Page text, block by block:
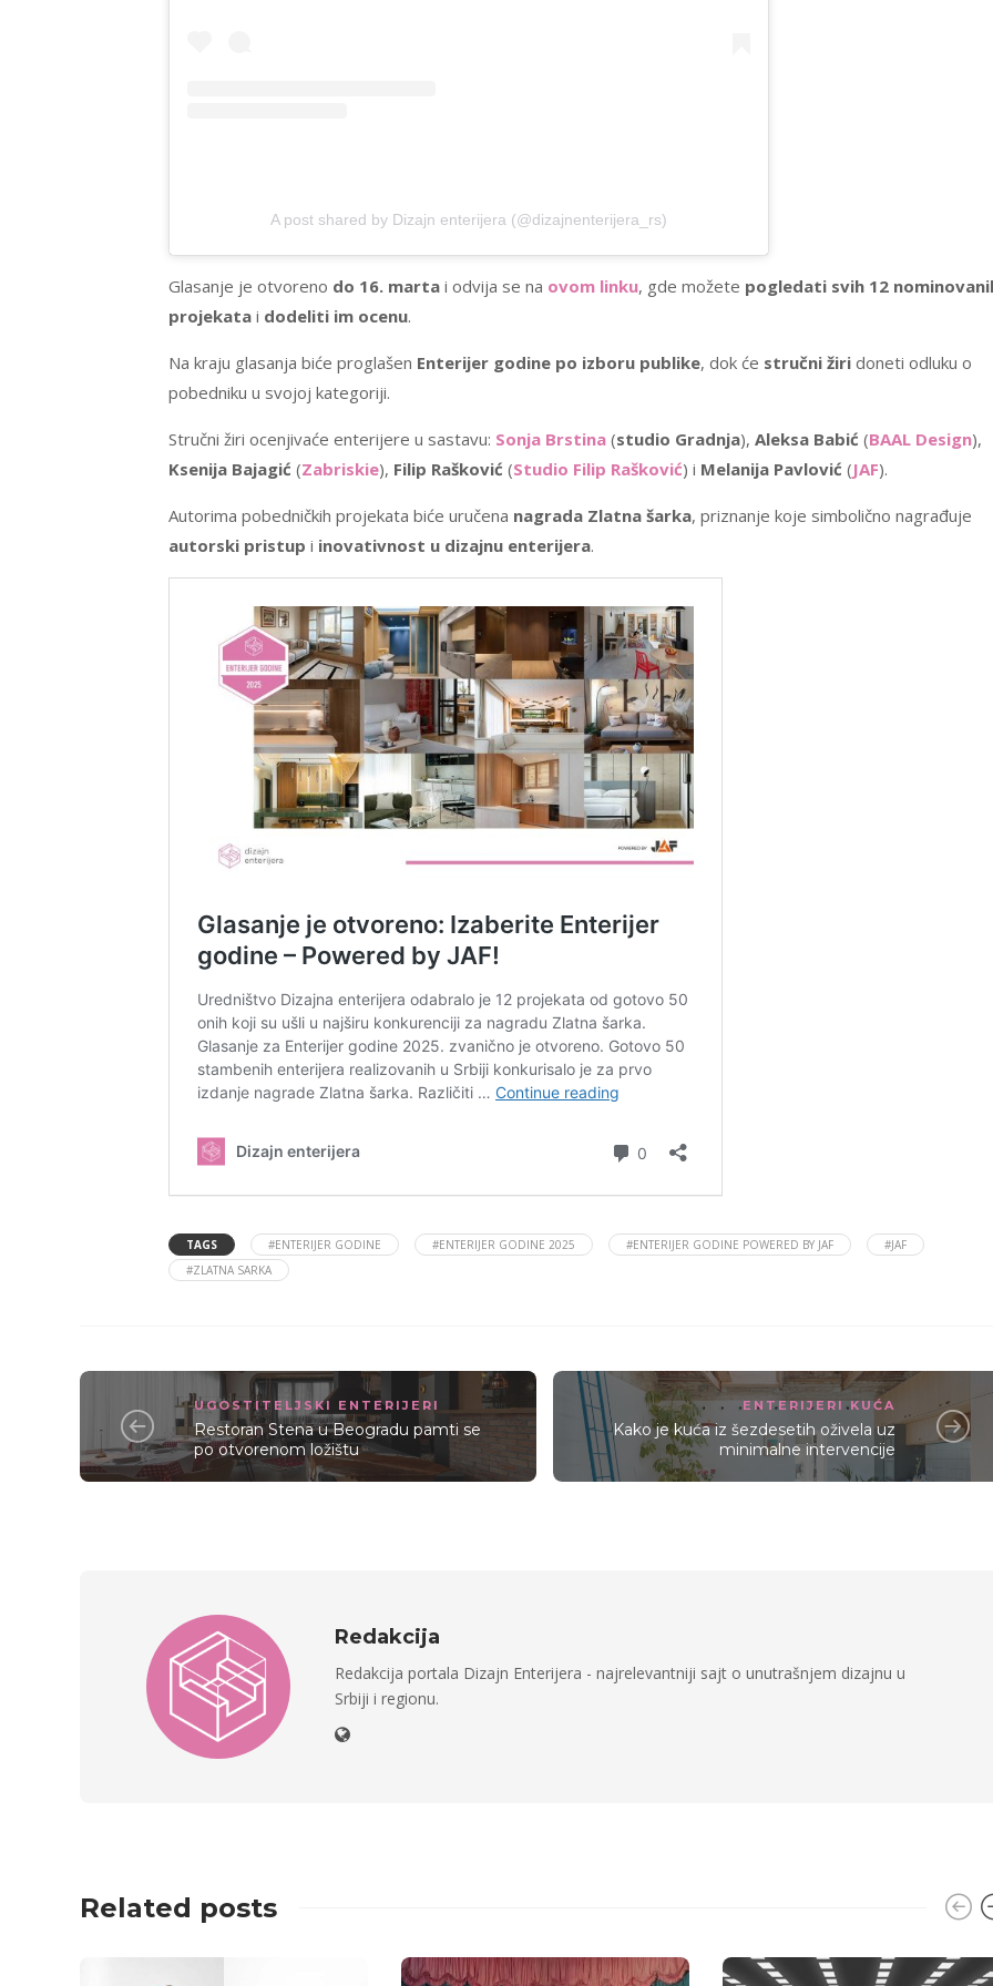
A post shared by Dizajn enterijera (@dizajnenterijera_rs)
Glasanje je otvoreno do 16. marta i odvija se na ovom linku, gde možete pogledati svih 12
projekata i dodeliti im ocenu.
Na kraju glasanja biće proglašen Enterijer godine po izboru publike, dok će stručni žiri doneti odluku o
pobedniku u svojoj kategoriji.
Stručni žiri ocenjivaće enterijere u sastavu: Sonja Brstina (studio Gradnja), Aleksa Babić (BAAL Design),
Ksenija Bajagić (Zabriskie), Filip Rašković (Studio Filip Rašković) i Melanija Pavlović (JAF).
Autorima pobedničkih projekata biće uručena nagrada Zlatna šarka, priznanje koje simbolično nagrađuje
autorski pristup i inovativnost u dizajnu enterijera.
TAGS #ENTERIJER GODINE #ENTERIJER GODINE 2025 #ENTERIJER GODINE POWERED BY JAF
#JAF
#ZLATNA SARKA
UGOSTITELJSKI ENTERIJERI
Restoran Stena u Beogradu pamti se
po otvorenom ložištu
ENTERIJERI KUĆA
Kako je kuća iz šezdesetih oživela uz
minimalne intervencije
Redakcija
Redakcija portala Dizajn Enterijera - najrelevantniji sajt o unutrašnjem dizajnu u
Srbiji i regionu.
Related posts